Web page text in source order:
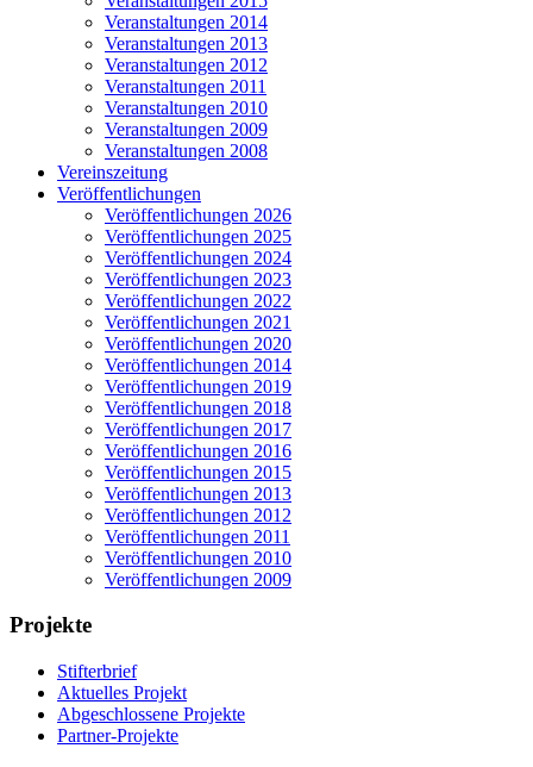
Veranstaltungen 2014
Veranstaltungen 2013
Veranstaltungen 2012
Veranstaltungen 2011
Veranstaltungen 2010
Veranstaltungen 2009
Veranstaltungen 2008
Vereinszeitung
Veröffentlichungen
Veröffentlichungen 2026
Veröffentlichungen 2025
Veröffentlichungen 2024
Veröffentlichungen 2023
Veröffentlichungen 2022
Veröffentlichungen 2021
Veröffentlichungen 2020
Veröffentlichungen 2014
Veröffentlichungen 2019
Veröffentlichungen 2018
Veröffentlichungen 2017
Veröffentlichungen 2016
Veröffentlichungen 2015
Veröffentlichungen 2013
Veröffentlichungen 2012
Veröffentlichungen 2011
Veröffentlichungen 2010
Veröffentlichungen 2009
Projekte
Stifterbrief
Aktuelles Projekt
Abgeschlossene Projekte
Partner-Projekte